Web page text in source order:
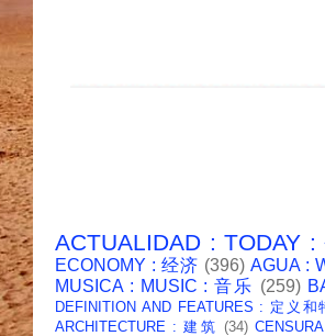
ACTUALIDAD : TODAY :
ECONOMY : 经济 (396) AGUA :
MUSICA : MUSIC : 音乐 (259)
DEFINITION AND FEATURES : 定义和
ARCHITECTURE : 建筑 (34)